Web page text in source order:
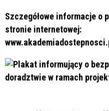
Szczegółowe informacje o
stronie internetowej: